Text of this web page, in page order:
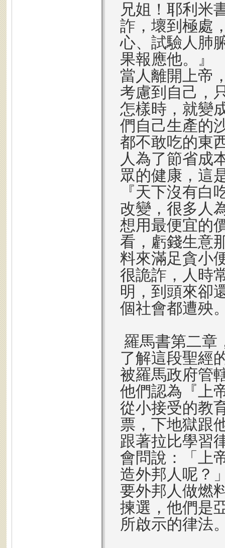
兄姐！耶利米
詐，壞到極處
心、試驗人肺
果報應他。』
當人離開上帝
考慮到自己，
怎樣時，就變
們自己生產的
都不敢吃的東
人為了節省成
眾的健康，這
『天下沒有白
改變，很多人
想用最便宜的
看，虧錢生意
料來滿足貪小
很詭詐，人時
明，到頭來卻
個社會都遭殃
羅馬書第二章
了解這段聖經
被羅馬政府管
他們認為『上
從小接受的教
票，下地獄跟
跟著拉比學習
會問說：「上
造外邦人呢？
要外邦人做燃
揀選，他們是
所啟示的律法